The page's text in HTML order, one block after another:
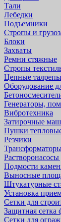
Тали
Лебедки
Подъемники
Стропы и
Блоки
Захваты
Ремни стяжные
Стропы
Цепные
Оборудование
Генераторы,
Вибротехника
Затирочные
Пушки
Резчики
Подмости
Выносные
Штукатурные
Установка
Сетки для
Защитная cетка
Сетки для